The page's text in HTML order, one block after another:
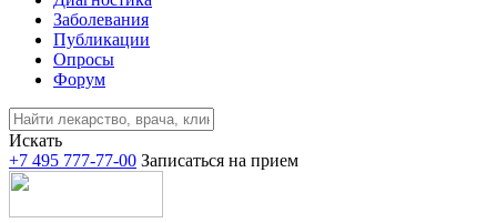
Заболевания
Публикации
Опросы
Форум
Искать
+7 495 777-77-00 Записаться на прием